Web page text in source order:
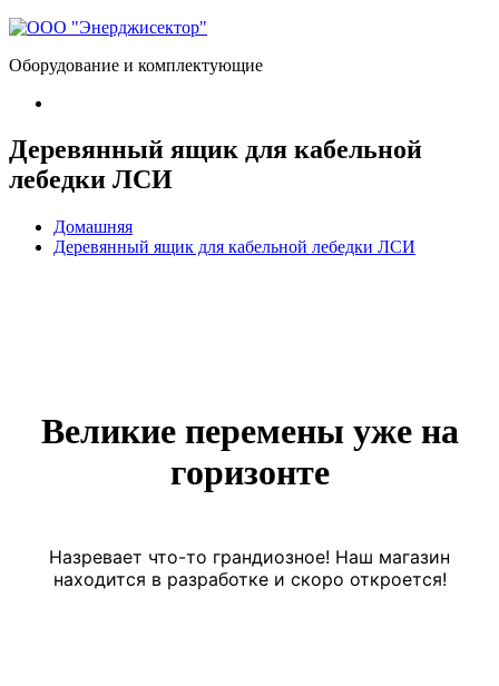
Оборудование и комплектующие
Деревянный ящик для кабельной
лебедки ЛСИ
Домашняя
Деревянный ящик для кабельной лебедки ЛСИ
Великие перемены уже на
горизонте
Назревает что-то грандиозное! Наш магазин
находится в разработке и скоро откроется!